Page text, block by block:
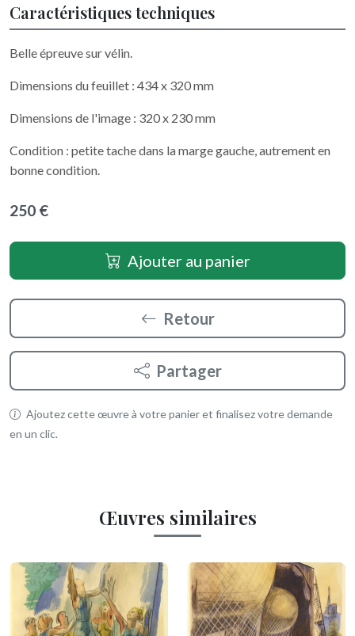
Caractéristiques techniques
Belle épreuve sur vélin.
Dimensions du feuillet : 434 x 320 mm
Dimensions de l'image : 320 x 230 mm
Condition : petite tache dans la marge gauche, autrement en
bonne condition.
250 €
Ajouter au panier
Retour
Partager
Ajoutez cette œuvre à votre panier et finalisez votre demande
en un clic.
Œuvres similaires